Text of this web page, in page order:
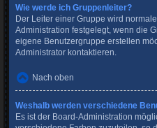
Wie werde ich Gruppenleiter?
Der Leiter einer Gruppe wird
Administration festgelegt, wenn die
eigene Benutzergruppe erstellen
Administrator kontaktieren.
Nach oben
Weshalb werden verschiedene
Es ist der Board-Administration